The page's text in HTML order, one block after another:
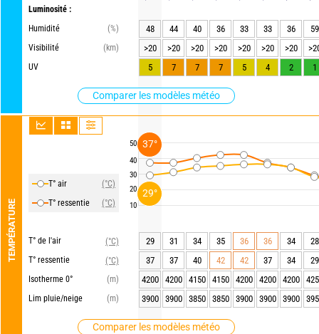
Luminosité :
Humidité
(%)
Visibilité
(km)
UV
Comparer les modèles météo
TEMPÉRATURE
T° air
(°C)
T° ressentie
(°C)
T° de l'air
(°C)
T° ressentie
(°C)
Isotherme 0°
(m)
Lim pluie/neige
(m)
Comparer les modèles météo
50
40
30
20
10
48 44 40 36 33 33 36
59
>20
>20 >20 >20 >20 >20 >20
5
7 7 7 5 4 2 1
29 31 34 35 36 36 34
28
37
37 40 42 42 37 34
29
4200
4200 4150 4150 4200 4200 4200
3900
3900 3850 3850 3900 3900 3900
29°
37°